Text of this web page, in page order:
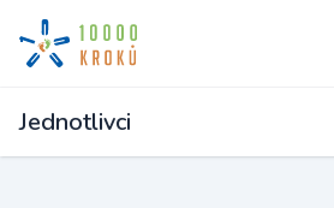
Jednotlivci